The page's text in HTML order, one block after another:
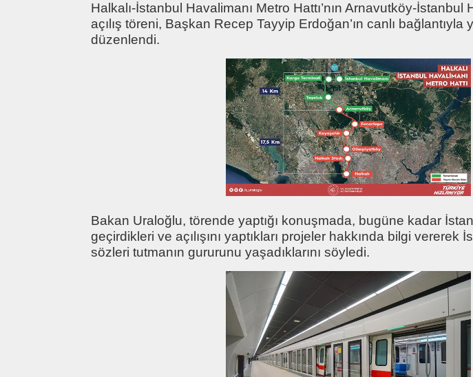
Halkalı-İstanbul Havalimanı Metro Hattı’nın Arnavutköy-İstanbul
açılış töreni, Başkan Recep Tayyip Erdoğan’ın canlı bağlantıyla
düzenlendi.
Bakan Uraloğlu, törende yaptığı konuşmada, bugüne kadar
geçirdikleri ve açılışını yaptıkları projeler hakkında bilgi vererek
sözleri tutmanın gururunu yaşadıklarını söyledi.